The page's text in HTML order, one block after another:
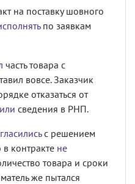
на поставку шовного
по заявкам
часть товара с
вовсе. Заказчик
отказаться от
сведения в РНП.
с решением
контракте не
товара и сроки
же пытался